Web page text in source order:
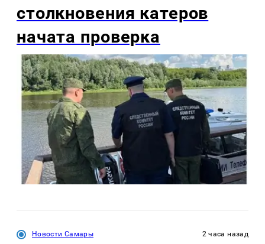
столкновения катеров
начата проверка
Новости Самары 2 часа назад